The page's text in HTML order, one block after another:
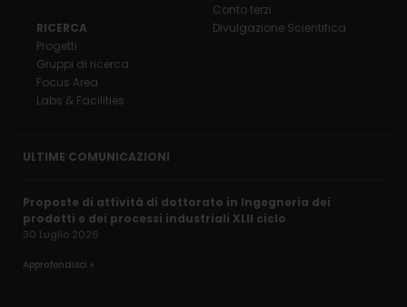
RICERCA
Progetti
Gruppi di ricerca
Focus Area
Labs & Facilities
Conto terzi
Divulgazione Scientifica
ULTIME COMUNICAZIONI
Proposte di attività di dottorato in Ingegneria dei
prodotti e dei processi industriali XLII ciclo
30 Luglio 2026
Approfondisci »